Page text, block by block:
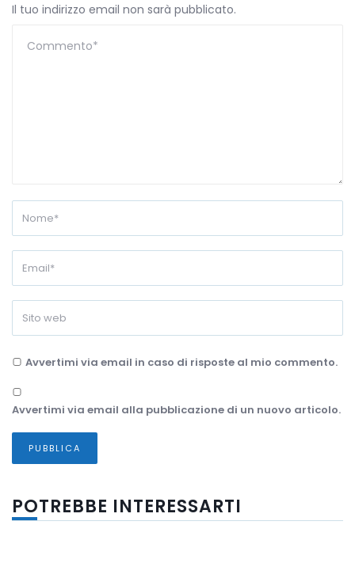
Il tuo indirizzo email non sarà pubblicato.
Avvertimi via email in caso di risposte al mio commento.
Avvertimi via email alla pubblicazione di un nuovo articolo.
POTREBBE INTERESSARTI